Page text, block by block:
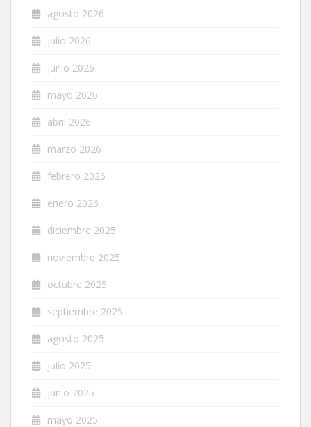
agosto 2026
julio 2026
junio 2026
mayo 2026
abril 2026
marzo 2026
febrero 2026
enero 2026
diciembre 2025
noviembre 2025
octubre 2025
septiembre 2025
agosto 2025
julio 2025
junio 2025
mayo 2025